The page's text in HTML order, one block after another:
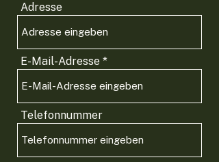
Adresse
E-Mail-Adresse
Telefonnummer